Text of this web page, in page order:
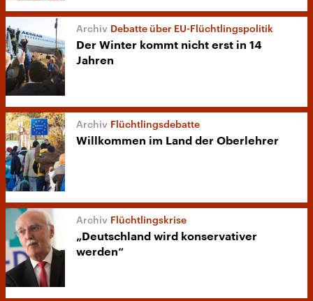
Debatte über EU-Flüchtlingspolitik
Der Winter kommt nicht erst in 14
Jahren
Flüchtlingsdebatte
Willkommen im Land der Oberlehrer
Flüchtlingskrise
„Deutschland wird konservativer
werden“